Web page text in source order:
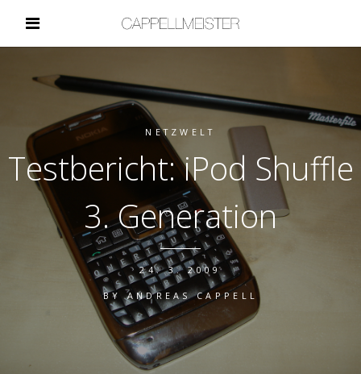
NETZWELT
Testbericht: iPod Shuffle
3. Generation
24. 3. 2009
BYANDREAS CAPPELL